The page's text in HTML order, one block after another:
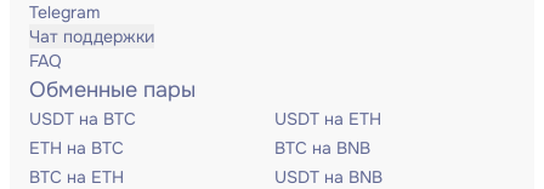
Telegram
Чат поддержки
FAQ
Обменные пары
USDT на BTC
USDT на ETH
ETH на BTC
BTC на BNB
BTC на ETH
USDT на BNB